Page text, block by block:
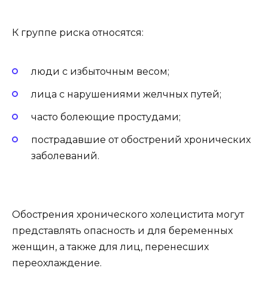
К группе риска относятся:
люди с избыточным весом;
лица с нарушениями желчных путей;
часто болеющие простудами;
пострадавшие от обострений хронических
заболеваний.
Обострения хронического холецистита могут
представлять опасность и для беременных
женщин, а также для лиц, перенесших
переохлаждение.